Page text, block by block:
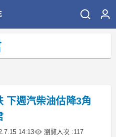
下週汽柴油估降3角
14:13 瀏覽人次 :117